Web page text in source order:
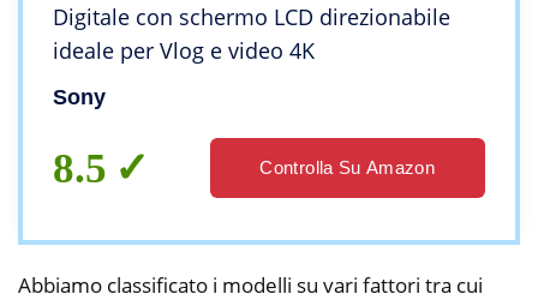
Digitale con schermo LCD direzionabile
ideale per Vlog e video 4K
Sony
8.5 Controlla Su Amazon
Abbiamo classificato i modelli su vari fattori tra cui